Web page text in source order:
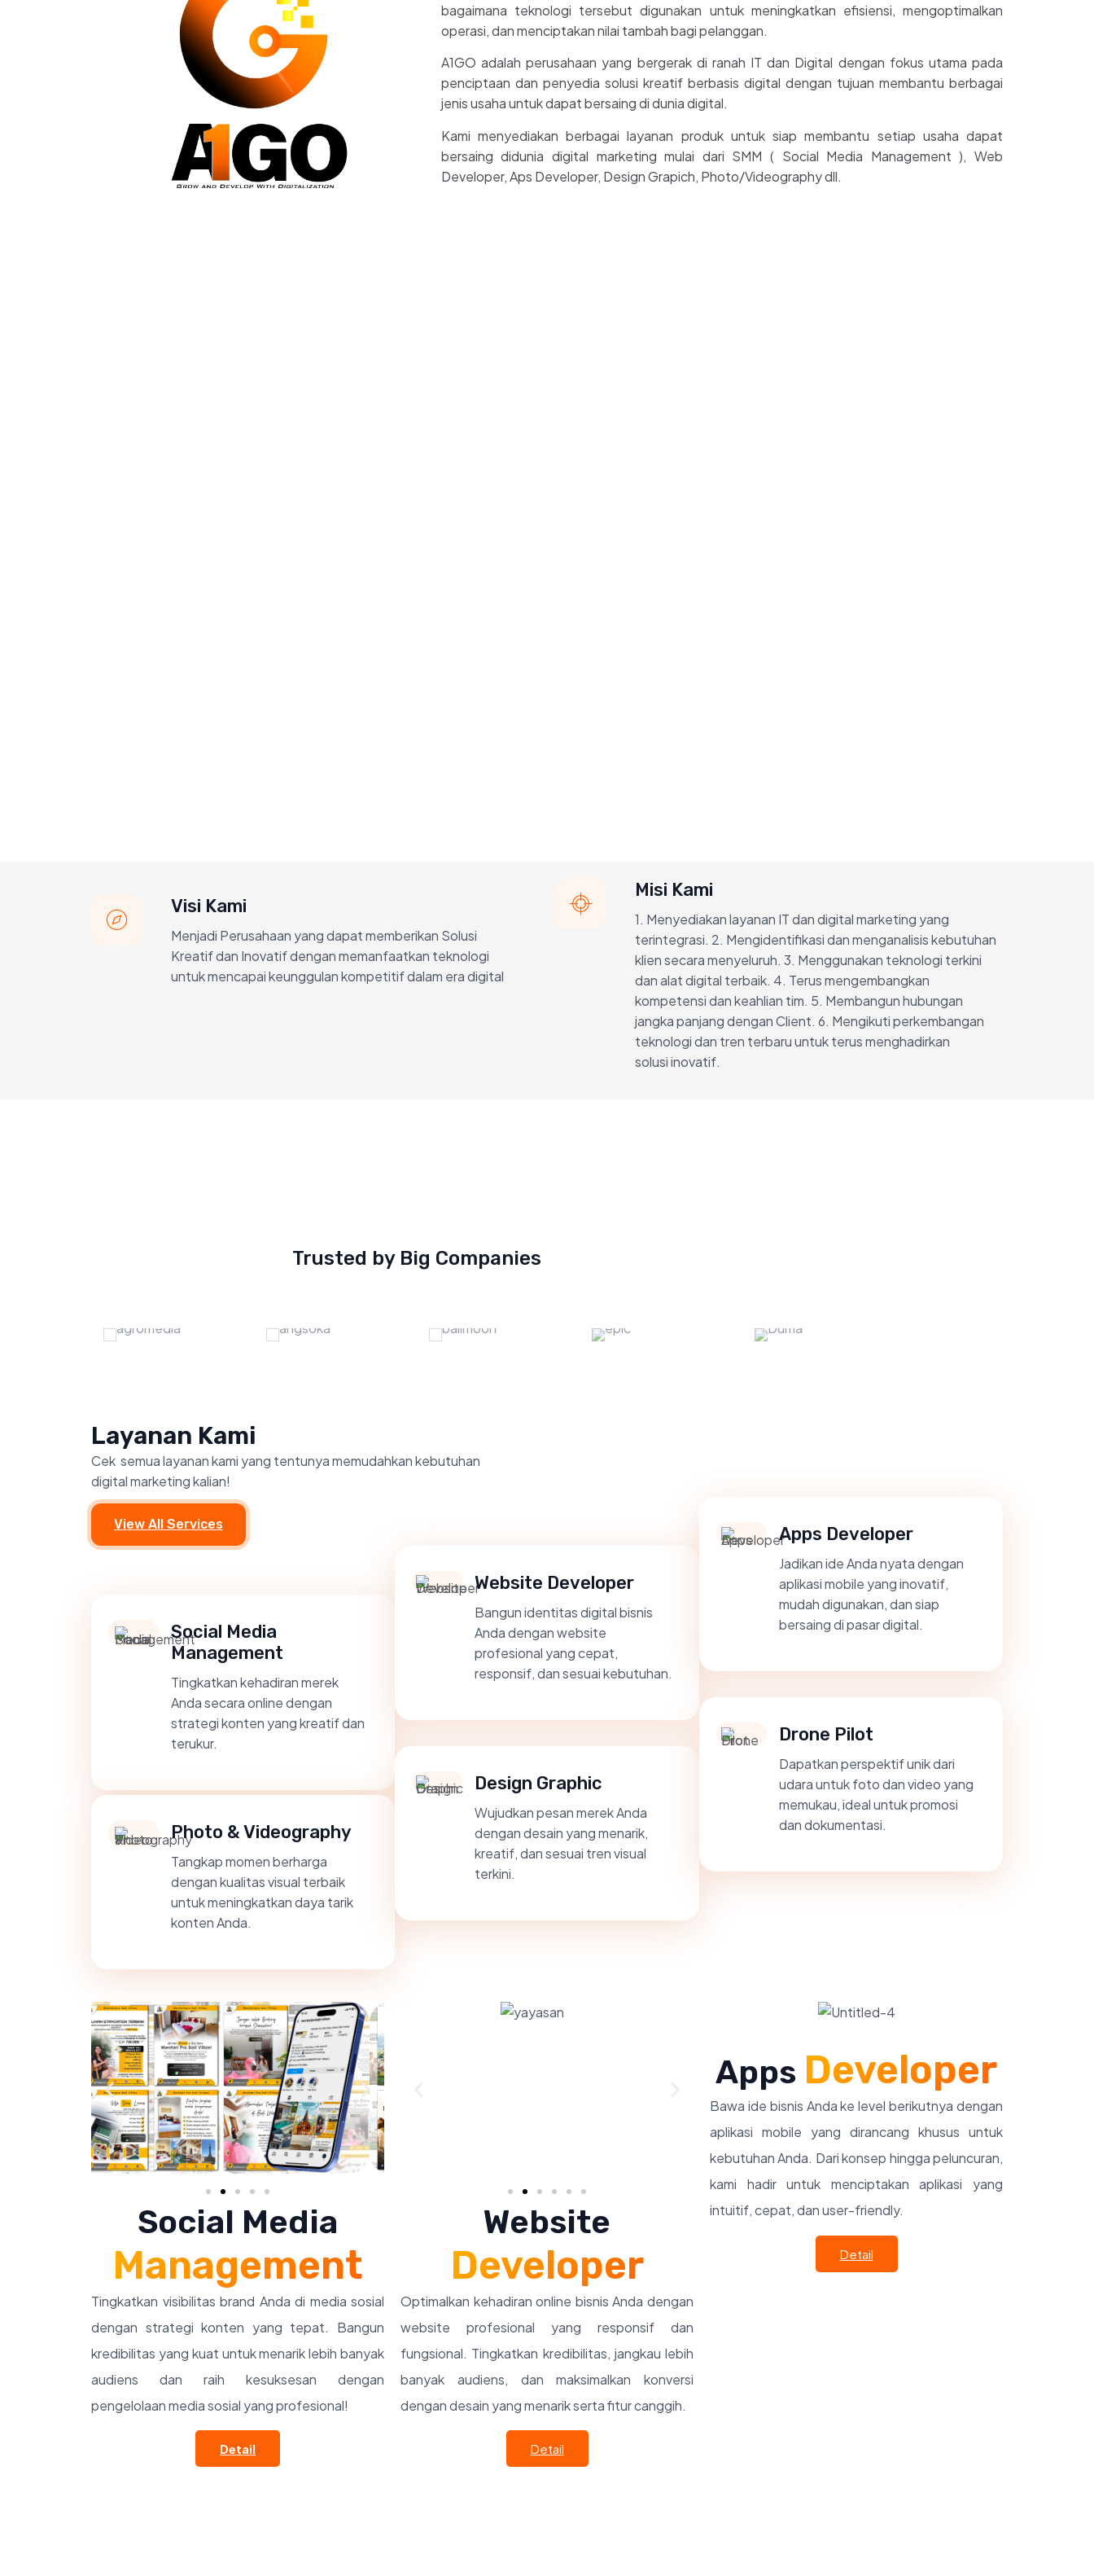
bagaimana teknologi tersebut digunakan untuk meningkatkan efisiensi, mengoptimalkan
operasi, dan menciptakan nilai tambah bagi pelanggan.
A1GO adalah perusahaan yang bergerak di ranah IT dan Digital dengan fokus utama pada
penciptaan dan penyedia solusi kreatif berbasis digital dengan tujuan membantu berbagai
jenis usaha untuk dapat bersaing di dunia digital.
Kami menyediakan berbagai layanan produk untuk siap membantu setiap usaha dapat
bersaing didunia digital marketing mulai dari SMM ( Social Media Management ), Web
Developer, Aps Developer, Design Grapich, Photo/Videography dll.
Visi Kami
Menjadi Perusahaan yang dapat memberikan Solusi
Kreatif dan Inovatif dengan memanfaatkan teknologi
untuk mencapai keunggulan kompetitif dalam era digital
Misi Kami
1. Menyediakan layanan IT dan digital marketing yang
terintegrasi. 2. Mengidentifikasi dan menganalisis kebutuhan
klien secara menyeluruh. 3. Menggunakan teknologi terkini
dan alat digital terbaik. 4. Terus mengembangkan
kompetensi dan keahlian tim. 5. Membangun hubungan
jangka panjang dengan Client. 6. Mengikuti perkembangan
teknologi dan tren terbaru untuk terus menghadirkan
solusi inovatif.
Trusted by Big Companies
Layanan Kami
Cek semua layanan kami yang tentunya memudahkan kebutuhan
digital marketing kalian!
View All Services
Social Media
Management
Tingkatkan kehadiran merek
Anda secara online dengan
strategi konten yang kreatif dan
terukur.
Website Developer
Bangun identitas digital bisnis
Anda dengan website
profesional yang cepat,
responsif, dan sesuai kebutuhan.
Apps Developer
Jadikan ide Anda nyata dengan
aplikasi mobile yang inovatif,
mudah digunakan, dan siap
bersaing di pasar digital.
Photo & Videography
Tangkap momen berharga
dengan kualitas visual terbaik
untuk meningkatkan daya tarik
konten Anda.
Design Graphic
Wujudkan pesan merek Anda
dengan desain yang menarik,
kreatif, dan sesuai tren visual
terkini.
Drone Pilot
Dapatkan perspektif unik dari
udara untuk foto dan video yang
memukau, ideal untuk promosi
dan dokumentasi.
Social Media
Management
Tingkatkan visibilitas brand Anda di media sosial
dengan strategi konten yang tepat. Bangun
kredibilitas yang kuat untuk menarik lebih banyak
audiens dan raih kesuksesan dengan
pengelolaan media sosial yang profesional!
Detail
Website
Developer
Optimalkan kehadiran online bisnis Anda dengan
website profesional yang responsif dan
fungsional. Tingkatkan kredibilitas, jangkau lebih
banyak audiens, dan maksimalkan konversi
dengan desain yang menarik serta fitur canggih.
Detail
Apps Developer
Bawa ide bisnis Anda ke level berikutnya dengan
aplikasi mobile yang dirancang khusus untuk
kebutuhan Anda. Dari konsep hingga peluncuran,
kami hadir untuk menciptakan aplikasi yang
intuitif, cepat, dan user-friendly.
Detail